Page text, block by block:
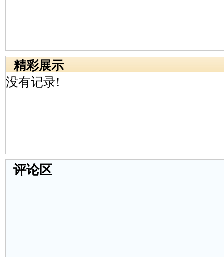
精彩展示
没有记录!
评论区